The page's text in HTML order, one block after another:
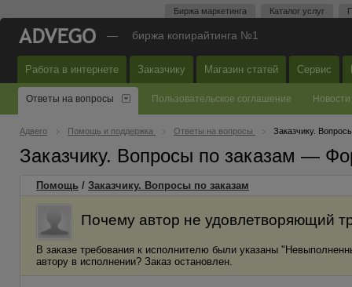
Биржа маркетинга Каталог услуг
— биржа копирайтинга №1
Работа в интернете Заказчику Магазин статей Сервис
Ответы на вопросы Пользовательское соглашение Новости
Адвего Помощь и поддержка Ответы на вопросы Заказчику.
Заказчику. Вопросы по заказам —
Помощь / Заказчику. Вопросы по заказам
Почему автор не удовлетворяющий
В заказе требования к исполнителю были указаны
автору в исполнении? Заказ остановлен.